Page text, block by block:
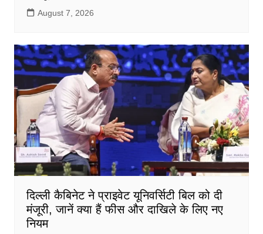
August 7, 2026
दिल्ली कैबिनेट ने प्राइवेट यूनिवर्सिटी बिल को दी
मंजूरी, जानें क्या हैं फीस और दाखिले के लिए नए
नियम